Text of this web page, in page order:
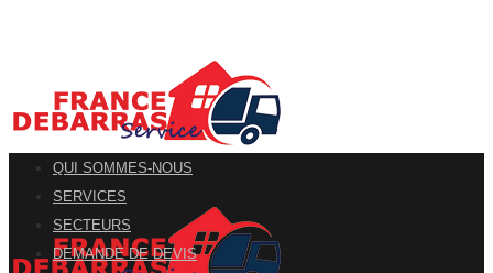
QUI SOMMES-NOUS
SERVICES
SECTEURS
DEMANDE DE DEVIS